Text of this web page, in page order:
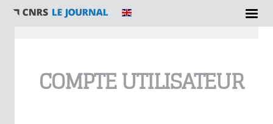
COMPTE UTILISATEUR